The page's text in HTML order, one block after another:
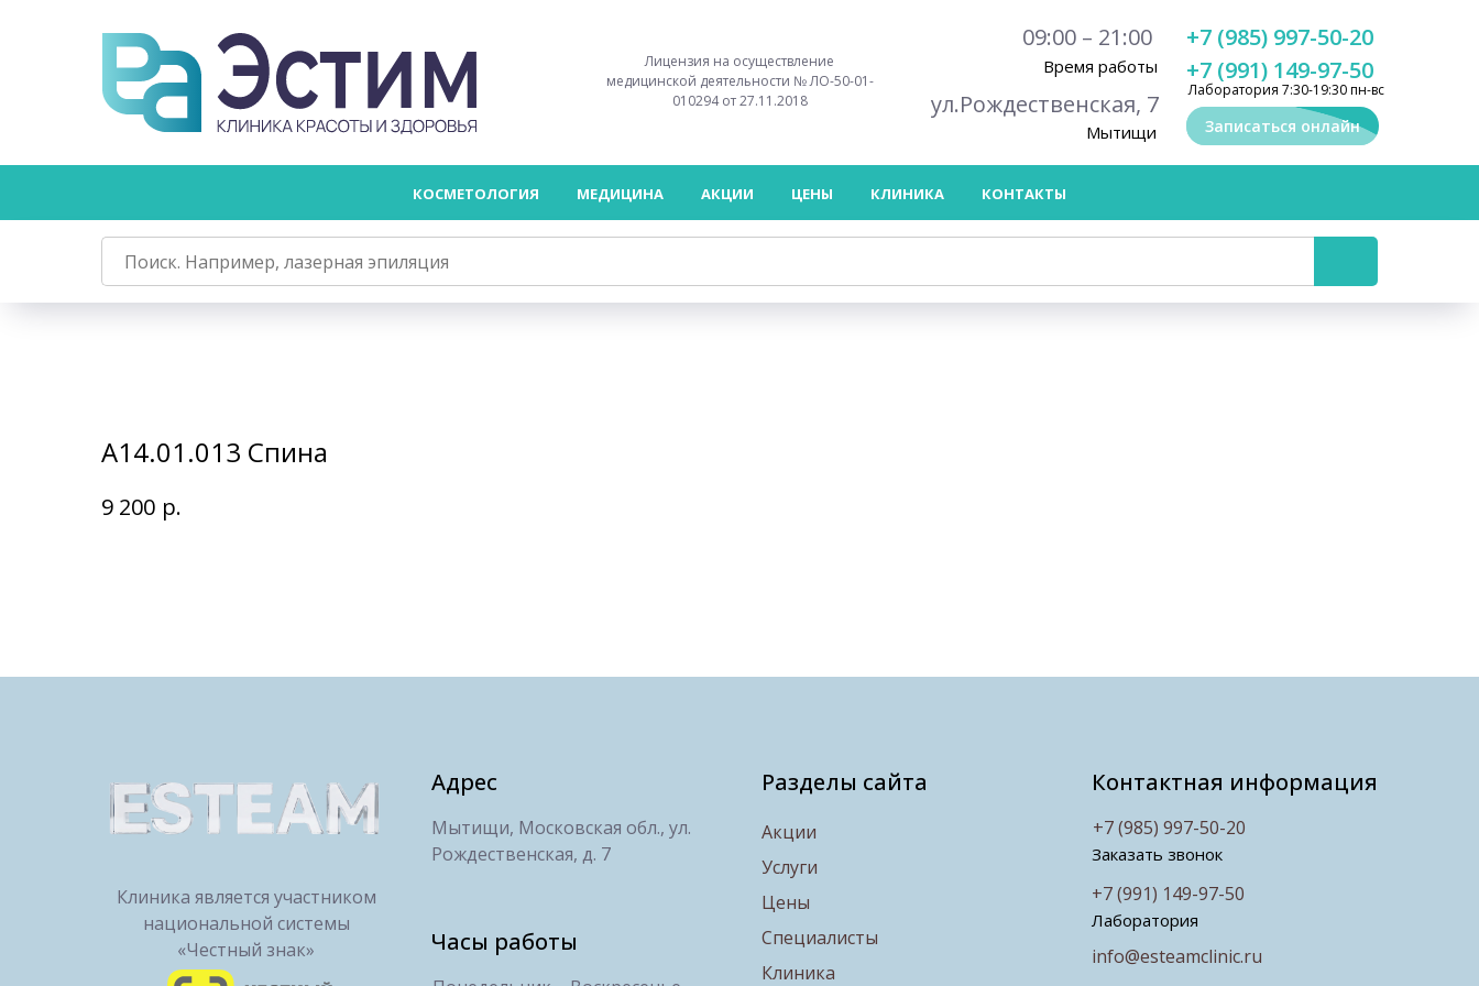
Время работы
Мытищи
ул.Рождественская, 7
09:00 – 21:00
Лаборатория 7:30-19:30 пн-вс
+7 (991) 149-97-50
+7 (985) 997-50-20
Лицензия на осуществление
медицинской деятельности № ЛО-50-01-
010294 от 27.11.2018
Записаться онлайн
КОСМЕТОЛОГИЯ МЕДИЦИНА АКЦИИ ЦЕНЫ КЛИНИКА КОНТАКТЫ
А14.01.013 Спина
9 200 р.
Клиника является участником
национальной системы
«Честный знак»
Часы работы
Адрес
Мытищи, Московская обл., ул.
Рождественская, д. 7
Контактная информация
Разделы сайта
Акции
Услуги
Цены
Специалисты
Клиника
Заказать звонок
Лаборатория
info@esteamclinic.ru
+7 (991) 149-97-50
+7 (985) 997-50-20